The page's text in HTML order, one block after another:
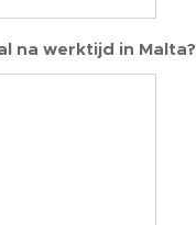
na werktijd in Malta?